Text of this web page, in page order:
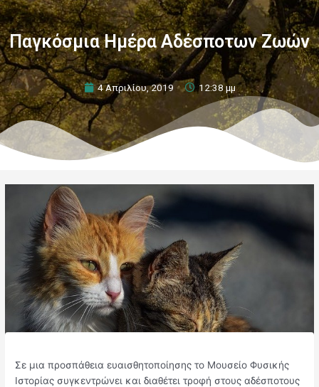
Παγκόσμια Ημέρα Αδέσποτων Ζωών
4 Απριλίου, 2019 12:38 μμ
Σε μια προσπάθεια ευαισθητοποίησης το Μουσείο Φυσικής
Ιστορίας συγκεντρώνει και διαθέτει τροφή στους αδέσποτους